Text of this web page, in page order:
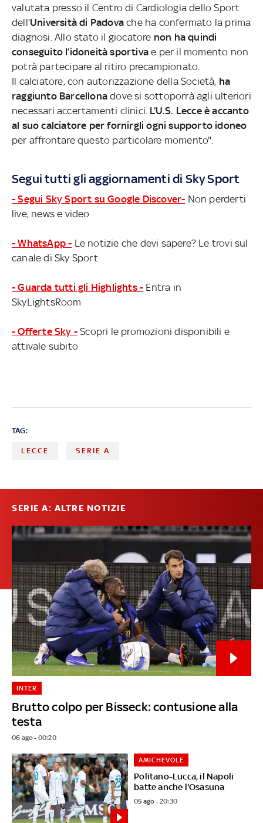
valutata presso il Centro di Cardiologia dello Sport
dell’Università di Padova che ha confermato la prima
diagnosi. Allo stato il giocatore non ha quindi
conseguito l’idoneità sportiva e per il momento non
potrà partecipare al ritiro precampionato.
Il calciatore, con autorizzazione della Società, ha
raggiunto Barcellonadove si sottoporrà agli ulteriori
necessari accertamenti clinici. L’U.S. Lecce è accanto
al suo calciatore per fornirgli ogni supporto idoneo
per affrontare questo particolare momento".
Segui tutti gli aggiornamenti di Sky Sport
- Segui Sky Sport su Google Discover- Non perderti
live, news e video
- WhatsApp - Le notizie che devi sapere? Le trovi sul
canale di Sky Sport
- Guarda tutti gli Highlights - Entra in
SkyLightsRoom
- Offerte Sky - Scopri le promozioni disponibili e
attivale subito
TAG:
LECCE SERIE A
SERIE A: ALTRE NOTIZIE
Brutto colpo per Bisseck: contusione alla
testa
INTER
06 ago - 00:20
Politano-Lucca, il Napoli
batte anche l'Osasuna
AMICHEVOLE
05 ago - 20:30